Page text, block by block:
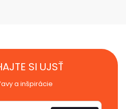
SI UJSŤ
a inšpirácie